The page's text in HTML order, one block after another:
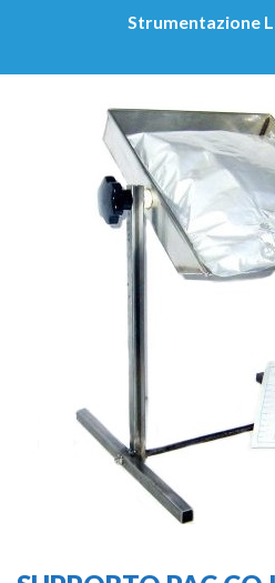
Strumentazione